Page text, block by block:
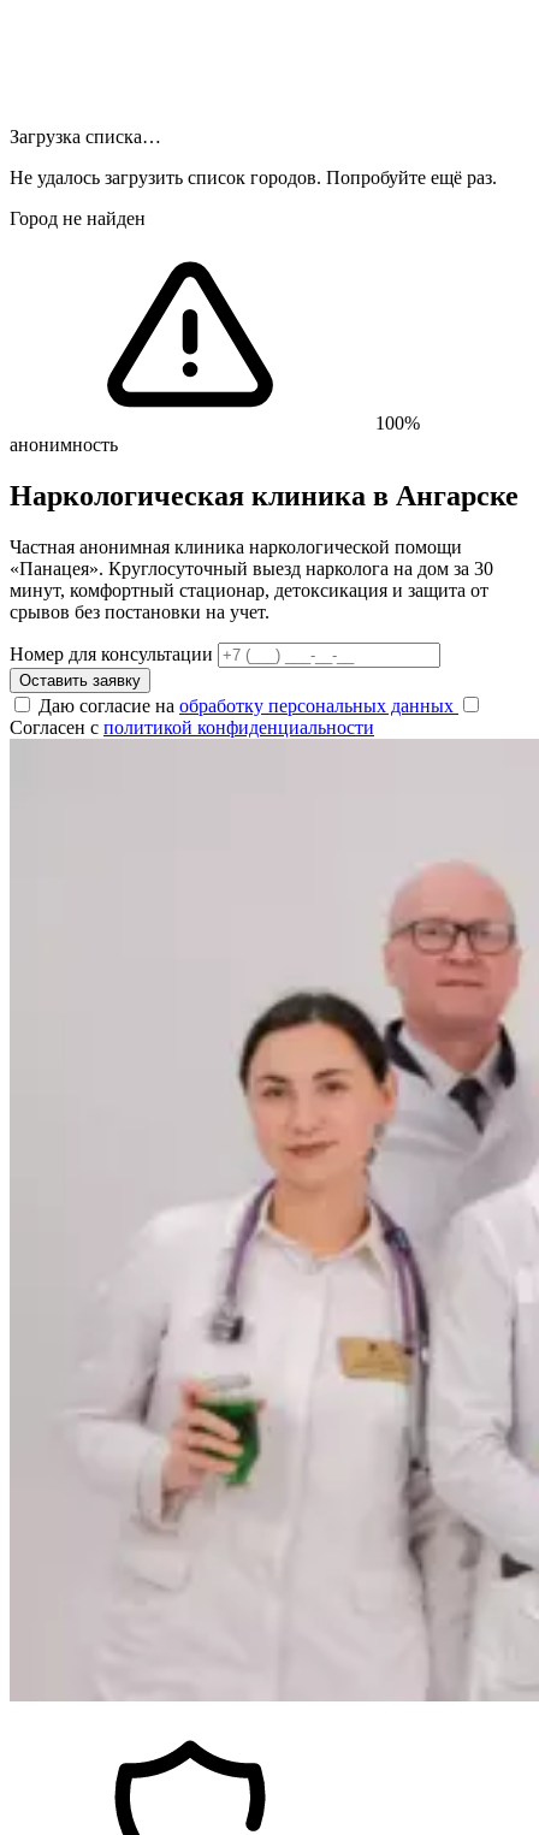
Загрузка списка…
Не удалось загрузить список городов. Попробуйте ещё раз.
Город не найден
100%
анонимность
Наркологическая клиника в Ангарске
Частная анонимная клиника наркологической помощи
«Панацея». Круглосуточный выезд нарколога на дом за 30
минут, комфортный стационар, детоксикация и защита от
срывов без постановки на учет.
Номер для консультации
Оставить заявку
Даю согласие на обработку персональных данных
Согласен с политикой конфиденциальности